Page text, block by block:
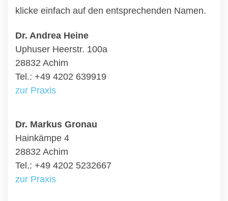
klicke einfach auf den entsprechenden Namen.
Dr. Andrea Heine
Uphuser Heerstr. 100a
28832 Achim
Tel.: +49 4202 639919
zur Praxis
Dr. Markus Gronau
Hainkämpe 4
28832 Achim
Tel.: +49 4202 5232667
zur Praxis